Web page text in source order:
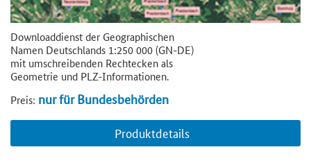
Downloaddienst der Geographischen
Namen Deutschlands 1:250 000 (GN-DE)
mit umschreibenden Rechtecken als
Geometrie und PLZ-Informationen.
Preis: nur für Bundesbehörden
Produktdetails